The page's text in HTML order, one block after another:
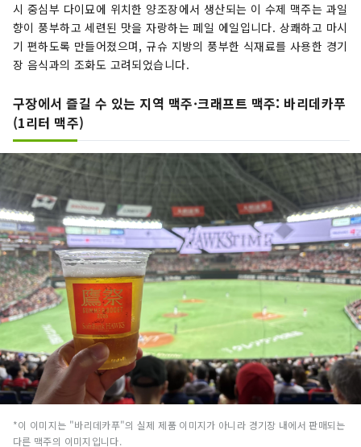
시 중심부 다이묘에 위치한 양조장에서 생산되는 이 수제 맥주는 과일
향이 풍부하고 세련된 맛을 자랑하는 페일 에일입니다. 상쾌하고 마시
기 편하도록 만들어졌으며, 규슈 지방의 풍부한 식재료를 사용한 경기
장 음식과의 조화도 고려되었습니다.
구장에서 즐길 수 있는 지역 맥주·크래프트 맥주: 바리데카푸
(1리터 맥주)
*이 이미지는 "바리데카푸"의 실제 제품 이미지가 아니라 경기장 내에서 판매되는
다른 맥주의 이미지입니다.